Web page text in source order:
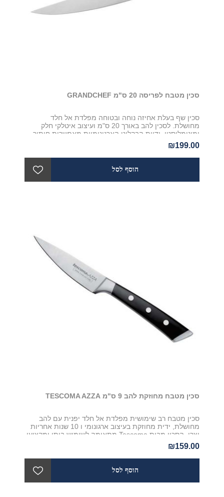
סכין מטבח לפריסה 20 ס"מ GRANDCHEF
סכין שף בעלת אחיזה נוחה ובטוחה מפלדת אל חלד
מחושלת. לסכין להב באורך 20 ס"מ ועיצוב איטלקי חלק
ומינימליסטי. ידיות הבקליט הארגונומיות מאפשרות חיתוך
לשמוש ביתי יום יומי.
₪199.00
סכין מטבח מחוזקת להב 9 ס"מ TESCOMA AZZA
סכין מטבח רב שימושית מפלדת אל חלד יפנית עם להב
מחושלת, ידית מחוזקת בעיצוב ארגונומי ו 10 שנות אחריות
יצרן. הסכין מבית Tescoma מתאימה לשימוש ביתי ומקצועי
כאחד
₪159.00